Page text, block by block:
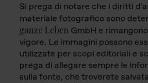
Si prega di notare che i diritti
materiale fotografico sono
ganze Leben GmbH e
vigore. Le immagini possono
utilizzate per scopi editoriali e
prega di allegare sempre le
sulla fonte, che troverete